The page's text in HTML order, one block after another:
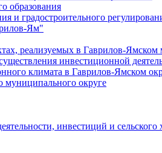
образования
и градостроительного
Ям"
реализуемых в Гаврилов-Ямском
инвестиционной
климата в Гаврилов-Ямском
муниципального округе
инвестиций и сельского